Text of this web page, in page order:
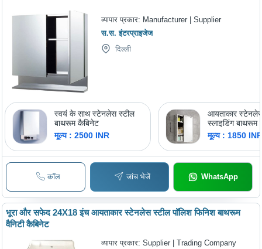
व्यापार प्रकार: Manufacturer | Supplier
स.स. इंटरप्राइजेज
दिल्ली
स्वयं के साथ स्टेनलेस स्टील
बाथरूम कैबिनेट
मूल्य : 2500 INR
आयताकार
स्लाइडिंग बाथरूम
मूल्य : 1850
कॉल जांच भेजें WhatsApp
भूरा और सफेद 24X18 इंच आयताकार स्टेनलेस स्टील पॉलिश फिनिश बाथरूम
वैनिटी कैबिनेट
व्यापार प्रकार:Supplier | Trading Company